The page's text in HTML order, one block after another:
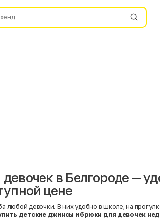
в Белгороде —
цене
любой девочки. В них удобно в школе, на
детские джинсы и брюки для девочек